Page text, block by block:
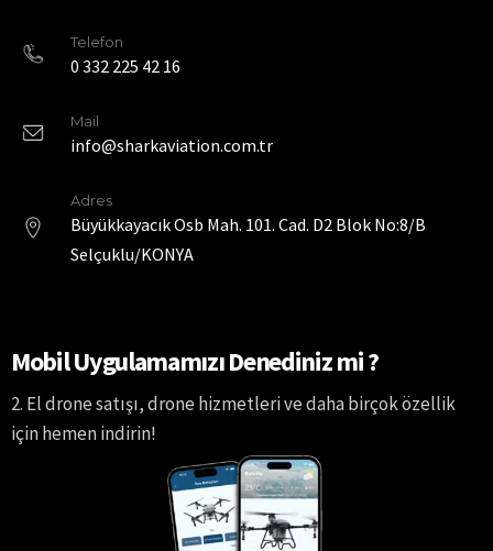
Telefon
0 332 225 42 16
Mail
info@sharkaviation.com.tr
Adres
Büyükkayacık Osb Mah. 101. Cad. D2 Blok No:8/B
Selçuklu/KONYA
Mobil Uygulamamızı Denediniz mi ?
2. El drone satışı, drone hizmetleri ve daha birçok özellik
için hemen indirin!